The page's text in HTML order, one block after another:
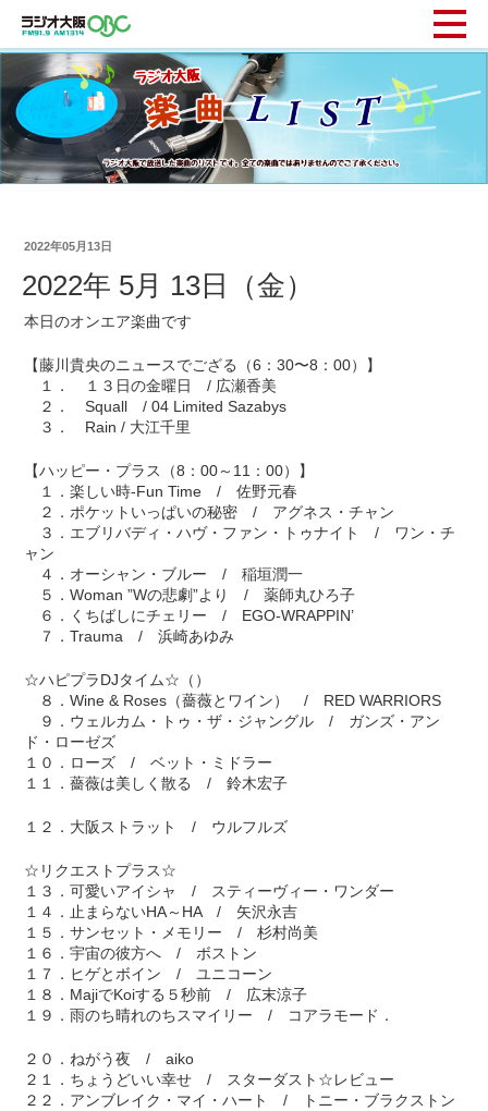
2022年05月13日
2022年 5月 13日（金）
本日のオンエア楽曲です
【藤川貴央のニュースでござる（6：30〜8：00）】
１． １３日の金曜日 / 広瀬香美
２． Squall / 04 Limited Sazabys
３． Rain / 大江千里
【ハッピー・プラス（8：00～11：00）】
１．楽しい時-Fun Time / 佐野元春
２．ポケットいっぱいの秘密 / アグネス・チャン
３．エブリバディ・ハヴ・ファン・トゥナイト / ワン・チ
ャン
４．オーシャン・ブルー / 稲垣潤一
５．Woman ”Wの悲劇”より / 薬師丸ひろ子
６．くちばしにチェリー / EGO-WRAPPIN’
７．Trauma / 浜崎あゆみ
☆ハピプラDJタイム☆（）
８．Wine & Roses（薔薇とワイン） / RED WARRIORS
９．ウェルカム・トゥ・ザ・ジャングル / ガンズ・アン
ド・ローゼズ
１０．ローズ / ベット・ミドラー
１１．薔薇は美しく散る / 鈴木宏子
１２．大阪ストラット / ウルフルズ
☆リクエストプラス☆
１３．可愛いアイシャ / スティーヴィー・ワンダー
１４．止まらないHA～HA / 矢沢永吉
１５．サンセット・メモリー / 杉村尚美
１６．宇宙の彼方へ / ボストン
１７．ヒゲとボイン / ユニコーン
１８．MajiでKoiする５秒前 / 広末涼子
１９．雨のち晴れのちスマイリー / コアラモード．
２０．ねがう夜 / aiko
２１．ちょうどいい幸せ / スターダスト☆レビュー
２２．アンブレイク・マイ・ハート / トニー・ブラクストン